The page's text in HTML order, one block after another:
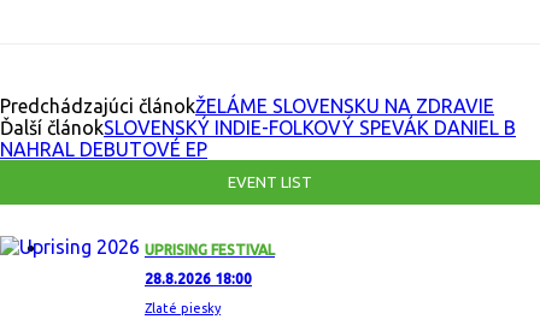
Predchádzajúci článokŽELÁME SLOVENSKU NA ZDRAVIE
Ďalší článokSLOVENSKÝ INDIE-FOLKOVÝ SPEVÁK DANIEL B
NAHRAL DEBUTOVÉ EP
EVENT LIST
UPRISING FESTIVAL
28.8.2026 18:00
Zlaté piesky